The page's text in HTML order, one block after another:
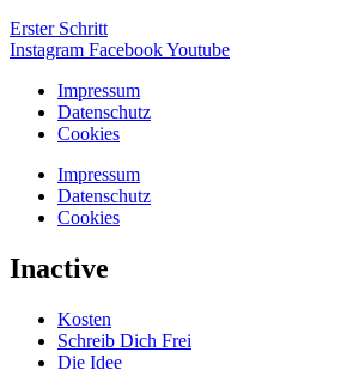
Erster Schritt
Instagram FacebookYoutube
Impressum
Datenschutz
Cookies
Impressum
Datenschutz
Cookies
Inactive
Kosten
Schreib Dich Frei
Die Idee